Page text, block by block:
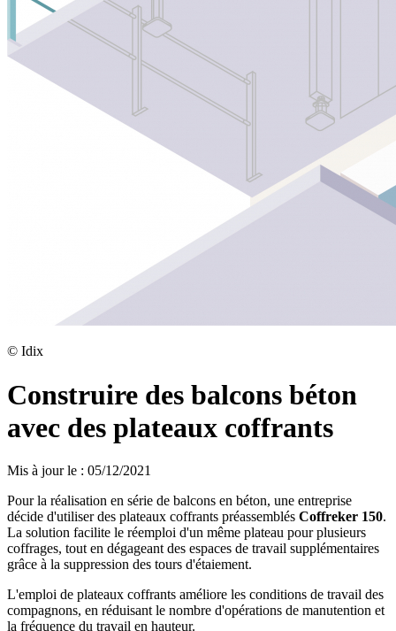
© Idix
Construire des balcons béton
avec des plateaux coffrants
Mis à jour le : 05/12/2021
Pour la réalisation en série de balcons en béton, une entreprise
décide d'utiliser des plateaux coffrants préassemblés Coffreker 150.
La solution facilite le réemploi d'un même plateau pour plusieurs
coffrages, tout en dégageant des espaces de travail supplémentaires
grâce à la suppression des tours d'étaiement.
L'emploi de plateaux coffrants améliore les conditions de travail des
compagnons, en réduisant le nombre d'opérations de manutention et
la fréquence du travail en hauteur.